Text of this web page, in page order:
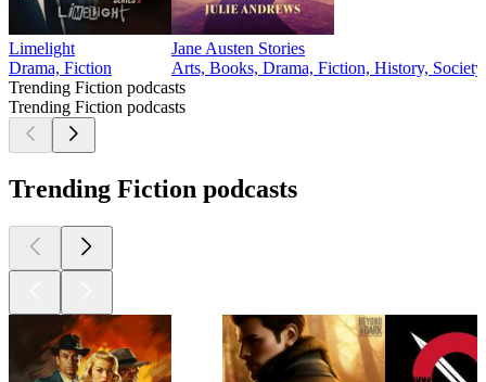
Limelight
Drama, Fiction
Jane Austen Stories
Arts, Books, Drama, Fiction, History,
Trending Fiction podcasts
Trending Fiction podcasts
Trending Fiction podcasts